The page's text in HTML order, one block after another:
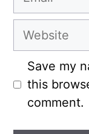
Website
Save my
this
comment.